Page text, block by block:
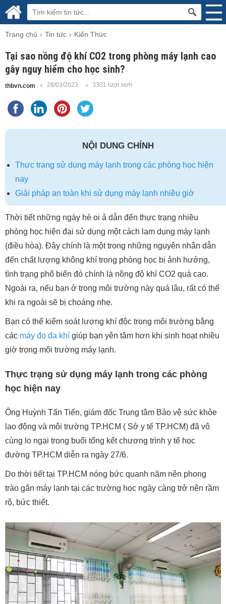
Trang chủ Tin tức Kiến Thức
Tại sao nồng độ khí CO2 trong phòng máy lạnh cao
gây nguy hiểm cho học sinh?
thbvn.com 28/03/2023 3301 lượt xem
NỘI DUNG CHÍNH
Thực trạng sử dụng máy lạnh trong các phòng học hiện
nay
Giải pháp an toàn khi sử dụng máy lạnh nhiều giờ
Thời tiết những ngày hè oi ả dẫn đến thực trạng nhiều
phòng học hiện đại sử dụng một cách lạm dụng máy lạnh
(điều hòa). Đây chính là một trong những nguyên nhân dẫn
đến chất lượng không khí trong phòng học bị ảnh hưởng,
tình trạng phổ biến đó chính là nồng độ khí CO2 quá cao.
Ngoài ra, nếu bạn ở trong môi trường này quá lâu, rất có thể
khi ra ngoài sẽ bị choáng nhẹ.
Bạn có thể kiểm soát lượng khí độc trong môi trường bằng
các máy đo đa khí giúp bạn yên tâm hơn khi sinh hoạt nhiều
giờ trong môi trường máy lạnh.
Thực trạng sử dụng máy lạnh trong các phòng
học hiện nay
Ông Huỳnh Tấn Tiến, giám đốc Trung tâm Bảo vệ sức khỏe
lao động và môi trường TP.HCM ( Sở y tế TP.HCM) đã vô
cùng lo ngại trong buổi tổng kết chương trình y tế học
đường TP.HCM diễn ra ngày 27/6.
Do thời tiết tại TP.HCM nóng bức quanh năm nên phong
trào gắn máy lạnh tại các trường học ngày càng trở nên rầm
rộ, bức thiết.